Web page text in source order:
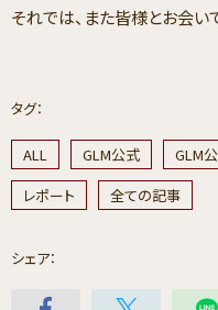
それでは、また皆様とお会い
タグ：
ALL GLM公式 GLM
レポート
全ての記事
シェア：